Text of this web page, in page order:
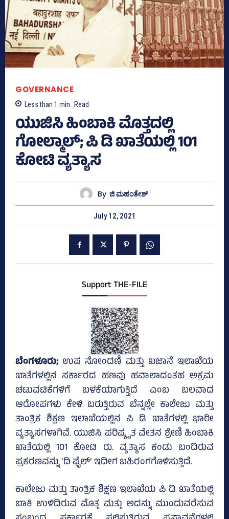
GOVERNANCE
Less than 1 min. Read
ಯುಜಿಸಿ ಹಿಂಬಾಕಿ ಮೊತ್ತದಲ್ಲಿ
ಗೋಲ್ಮಾಲ್‌; ಪಿ ಡಿ ಖಾತೆಯಲ್ಲಿ 101
ಕೋಟಿ ವ್ಯತ್ಯಾಸ
By ಜಿ ಮಹಂತೇಶ್
July 12, 2021
Support THE-FILE
ಬೆಂಗಳೂರು; ಉಪ ನೋಂದಣಿ ಮತ್ತು ಖಜಾನೆ ಇಲಾಖೆಯ
ಖಾತೆಗಳಲ್ಲಿನ ಸರ್ಕಾರದ ಹಣವು ಹವಾಲಾದಂತಹ ಅಕ್ರಮ
ಚಟುವಟಿಕೆಗಳಿಗೆ ಬಳಕೆಯಾಗುತ್ತಿದೆ ಎಂಬ ಬಲವಾದ
ಆರೋಪಗಳು ಕೇಳಿ ಬರುತ್ತಿರುವ ಬೆನ್ನಲ್ಲೇ ಕಾಲೇಜು ಮತ್ತು
ತಾಂತ್ರಿಕ ಶಿಕ್ಷಣ ಇಲಾಖೆಯಲ್ಲಿನ ಪಿ ಡಿ ಖಾತೆಗಳಲ್ಲಿ ಭಾರೀ
ವ್ಯತ್ಯಾಸಗಳಾಗಿವೆ. ಯುಜಿಸಿ ಪರಿಷ್ಕೃತ ವೇತನ ಶ್ರೇಣಿ ಹಿಂಬಾಕಿ
ಖಾತೆಯಲ್ಲಿ 101 ಕೋಟಿ ರು. ವ್ಯತ್ಯಾಸ ಕಂಡು ಬಂದಿರುವ
ಪ್ರಕರಣವನ್ನು ‘ದಿ ಫೈಲ್‌’ ಇದೀಗ ಬಹಿರಂಗಗೊಳಿಸುತ್ತಿದೆ.
ಕಾಲೇಜು ಮತ್ತು ತಾಂತ್ರಿಕ ಶಿಕ್ಷಣ ಇಲಾಖೆಯ ಪಿ ಡಿ ಖಾತೆಯಲ್ಲಿ
ಬಾಕಿ ಉಳಿದಿರುವ ಮೊತ್ತ ಮತ್ತು ಅದನ್ನು ಮುಂದುವರೆಸುವ